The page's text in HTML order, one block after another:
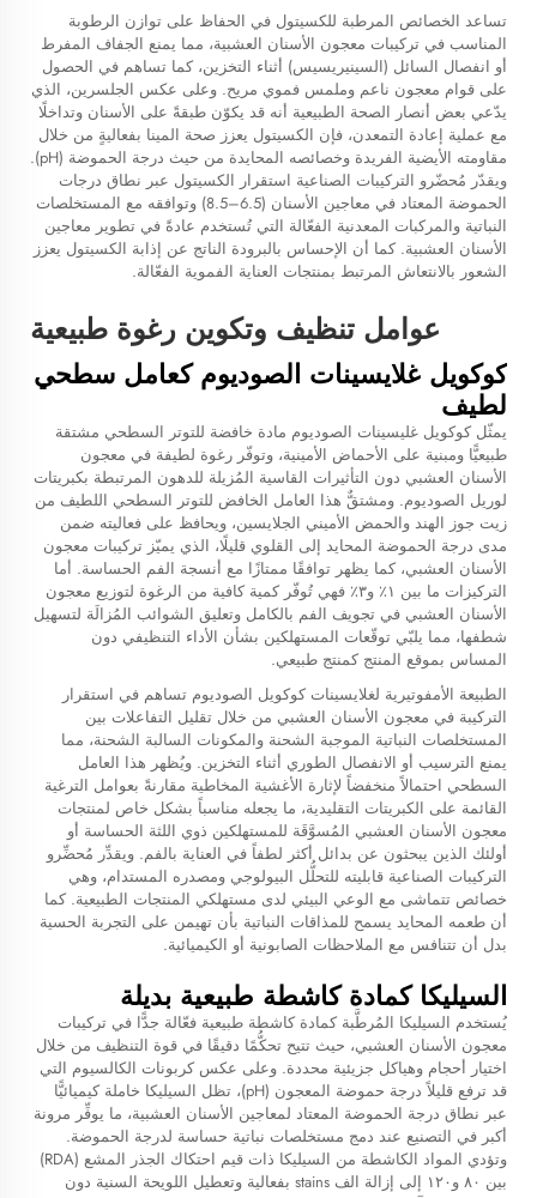
تساعد الخصائص المرطبة للكسيتول في الحفاظ على توازن الرطوبة
المناسب في تركيبات معجون الأسنان العشبية، مما يمنع الجفاف المفرط
أو انفصال السائل (السينيريسيس) أثناء التخزين، كما تساهم في الحصول
على قوام معجون ناعم وملمس فموي مريح. وعلى عكس الجلسرين، الذي
يدّعي بعض أنصار الصحة الطبيعية أنه قد يكوّن طبقةً على الأسنان وتداخلًا
مع عملية إعادة التمعدن، فإن الكسيتول يعزز صحة المينا بفعاليةٍ من خلال
مقاومته الأيضية الفريدة وخصائصه المحايدة من حيث درجة الحموضة (pH).
ويقدّر مُحضّرو التركيبات الصناعية استقرار الكسيتول عبر نطاق درجات
الحموضة المعتاد في معاجين الأسنان (6.5–8.5) وتوافقه مع المستخلصات
النباتية والمركبات المعدنية الفعّالة التي تُستخدم عادةً في تطوير معاجين
الأسنان العشبية. كما أن الإحساس بالبرودة الناتج عن إذابة الكسيتول يعزز
الشعور بالانتعاش المرتبط بمنتجات العناية الفموية الفعّالة.
عوامل تنظيف وتكوين رغوة طبيعية
كوكويل غلايسينات الصوديوم كعامل سطحي
لطيف
يمثّل كوكويل غليسينات الصوديوم مادة خافضة للتوتر السطحي مشتقة
طبيعيًّا ومبنية على الأحماض الأمينية، وتوفّر رغوة لطيفة في معجون
الأسنان العشبي دون التأثيرات القاسية المُزيلة للدهون المرتبطة بكبريتات
لوريل الصوديوم. ومشتقٌّ هذا العامل الخافض للتوتر السطحي اللطيف من
زيت جوز الهند والحمض الأميني الجلايسين، ويحافظ على فعاليته ضمن
مدى درجة الحموضة المحايد إلى القلوي قليلًا، الذي يميّز تركيبات معجون
الأسنان العشبي، كما يظهر توافقًا ممتازًا مع أنسجة الفم الحساسة. أما
التركيزات ما بين ١٪ و٣٪ فهي تُوفّر كمية كافية من الرغوة لتوزيع معجون
الأسنان العشبي في تجويف الفم بالكامل وتعليق الشوائب المُزالَة لتسهيل
شطفها، مما يلبّي توقّعات المستهلكين بشأن الأداء التنظيفي دون
المساس بموقع المنتج كمنتج طبيعي.
الطبيعة الأمفوتيرية لغلايسينات كوكويل الصوديوم تساهم في استقرار
التركيبة في معجون الأسنان العشبي من خلال تقليل التفاعلات بين
المستخلصات النباتية الموجبة الشحنة والمكونات السالبة الشحنة، مما
يمنع الترسيب أو الانفصال الطوري أثناء التخزين. ويُظهر هذا العامل
السطحي احتمالاً منخفضاً لإثارة الأغشية المخاطية مقارنةً بعوامل الترغية
القائمة على الكبريتات التقليدية، ما يجعله مناسباً بشكل خاص لمنتجات
معجون الأسنان العشبي المُسوَّقَة للمستهلكين ذوي اللثة الحساسة أو
أولئك الذين يبحثون عن بدائل أكثر لطفاً في العناية بالفم. ويقدِّر مُحضِّرو
التركيبات الصناعية قابليته للتحلُّل البيولوجي ومصدره المستدام، وهي
خصائص تتماشى مع الوعي البيئي لدى مستهلكي المنتجات الطبيعية. كما
أن طعمه المحايد يسمح للمذاقات النباتية بأن تهيمن على التجربة الحسية
بدل أن تتنافس مع الملاحظات الصابونية أو الكيميائية.
السيليكا كمادة كاشطة طبيعية بديلة
يُستخدم السيليكا المُرطَّبة كمادة كاشطة طبيعية فعّالة جدًّا في تركيبات
معجون الأسنان العشبي، حيث تتيح تحكُّمًا دقيقًا في قوة التنظيف من خلال
اختيار أحجام وهياكل جزيئية محددة. وعلى عكس كربونات الكالسيوم التي
قد ترفع قليلاً درجة حموضة المعجون (pH)، تظل السيليكا خاملة كيميائيًّا
عبر نطاق درجة الحموضة المعتاد لمعاجين الأسنان العشبية، ما يوفِّر مرونة
أكبر في التصنيع عند دمج مستخلصات نباتية حساسة لدرجة الحموضة.
وتؤدي المواد الكاشطة من السيليكا ذات قيم احتكاك الجذر المشع (RDA)
بين ٨٠ و١٢٠ إلى إزالة الف stains بفعالية وتعطيل اللويحة السنية دون